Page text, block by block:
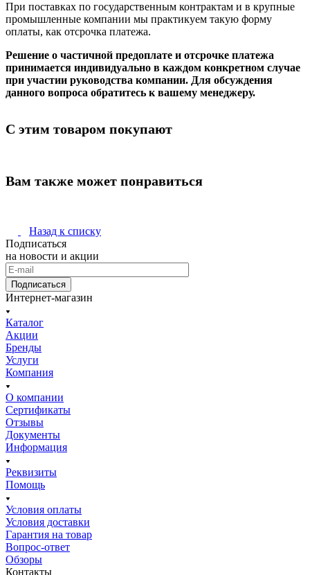
При поставках по государственным контрактам и в крупные
промышленные компании мы практикуем такую форму
оплаты, как отсрочка платежа.
Решение о частичной предоплате и отсрочке платежа
принимается индивидуально в каждом конкретном случае
при участии руководства компании. Для обсуждения
данного вопроса обратитесь к вашему менеджеру.
С этим товаром покупают
Вам также может понравиться
Назад к списку
Подписаться
на новости и акции
Подписаться
Интернет-магазин
Каталог
Акции
Бренды
Услуги
Компания
О компании
Сертификаты
Отзывы
Документы
Информация
Реквизиты
Помощь
Условия оплаты
Условия доставки
Гарантия на товар
Вопрос-ответ
Обзоры
Контакты